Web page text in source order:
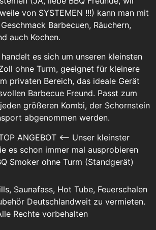
von SYSTEMEN !!!) kann man mit
Barbecuen, Räuchern,
auch Kochen.
es sich um unseren kleinsten
ohne Turm, geeignet für kleinere
privaten Bereich, das ideale Gerät
Barbecue Freund. Passt zum
größeren Kombi, der Schornstein
abgenommen werden.
ANGEBOT <-- Unser kleinster
es schon immer mal ausprobieren
Smoker ohne Turm (Standgerät)
Saunafass, Hot Tube, Feuerschalen
Deutschlandweit zu vermieten.
Rechte vorbehalten